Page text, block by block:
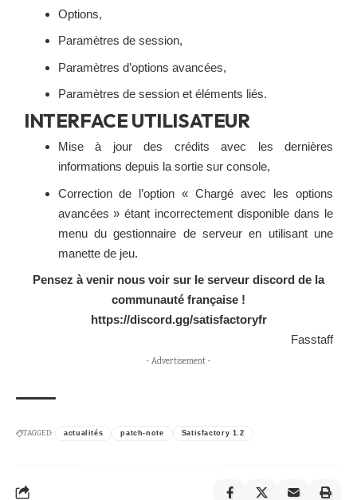
Options,
Paramètres de session,
Paramètres d’options avancées,
Paramètres de session et éléments liés.
INTERFACE UTILISATEUR
Mise à jour des crédits avec les dernières
informations depuis la sortie sur console,
Correction de l’option « Chargé avec les options
avancées » étant incorrectement disponible dans le
menu du gestionnaire de serveur en utilisant une
manette de jeu.
Pensez à venir nous voir sur le serveur discord de la
communauté française !
https://discord.gg/satisfactoryfr
Fasstaff
- Advertisement -
TAGGED: actualités patch-note Satisfactory 1.2